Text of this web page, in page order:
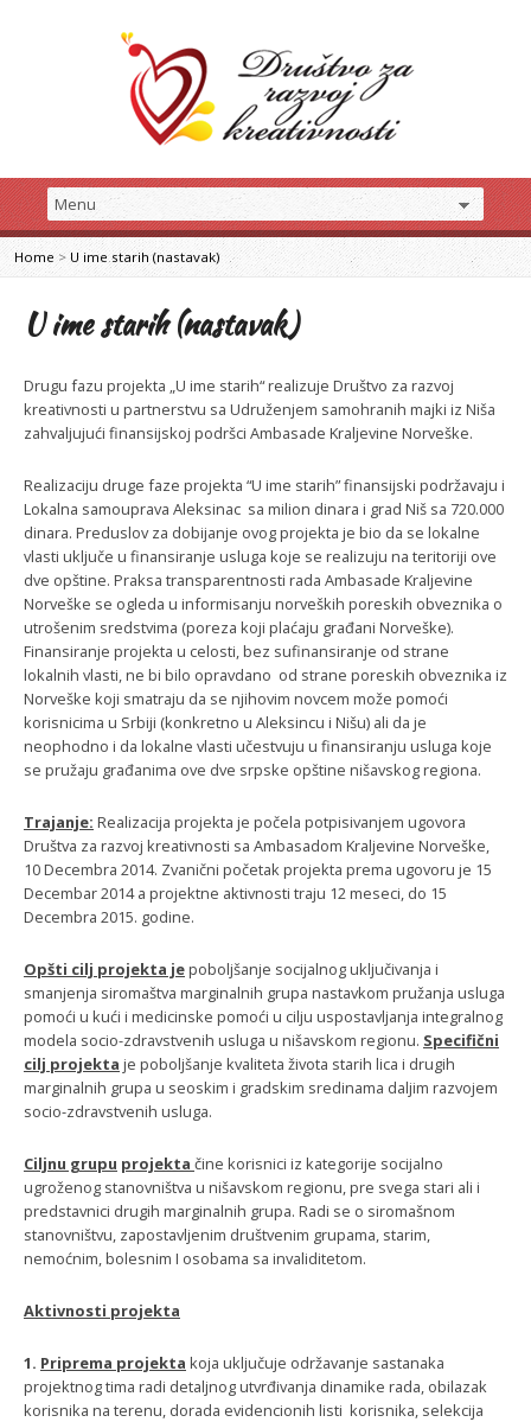
Home > U ime starih (nastavak)
U ime starih (nastavak)
Drugu fazu projekta „U ime starih“ realizuje Društvo za razvoj
kreativnosti u partnerstvu sa Udruženjem samohranih majki iz Niša
zahvaljujući finansijskoj podršci Ambasade Kraljevine Norveške.
Realizaciju druge faze projekta “U ime starih” finansijski podržavaju i
Lokalna samouprava Aleksinac sa milion dinara i grad Niš sa 720.000
dinara. Preduslov za dobijanje ovog projekta je bio da se lokalne
vlasti uključe u finansiranje usluga koje se realizuju na teritoriji ove
dve opštine. Praksa transparentnosti rada Ambasade Kraljevine
Norveške se ogleda u informisanju norveških poreskih obveznika o
utrošenim sredstvima (poreza koji plaćaju građani Norveške).
Finansiranje projekta u celosti, bez sufinansiranje od strane
lokalnih vlasti, ne bi bilo opravdano od strane poreskih obveznika iz
Norveške koji smatraju da se njihovim novcem može pomoći
korisnicima u Srbiji (konkretno u Aleksincu i Nišu) ali da je
neophodno i da lokalne vlasti učestvuju u finansiranju usluga koje
se pružaju građanima ove dve srpske opštine nišavskog regiona.
Trajanje: Realizacija projekta je počela potpisivanjem ugovora
Društva za razvoj kreativnosti sa Ambasadom Kraljevine Norveške,
10 Decembra 2014. Zvanični početak projekta prema ugovoru je 15
Decembar 2014 a projektne aktivnosti traju 12 meseci, do 15
Decembra 2015. godine.
Opšti cilj projekta jepoboljšanje socijalnog uključivanja i
smanjenja siromaštva marginalnih grupa nastavkom pružanja usluga
pomoći u kući i medicinske pomoći u cilju uspostavljanja integralnog
modela socio-zdravstvenih usluga u nišavskom regionu. Specifični
cilj projekta je poboljšanje kvaliteta života starih lica i drugih
marginalnih grupa u seoskim i gradskim sredinama daljim razvojem
socio-zdravstvenih usluga.
Ciljnu grupu projekta čine korisnici iz kategorije socijalno
ugroženog stanovništva u nišavskom regionu, pre svega stari ali i
predstavnici drugih marginalnih grupa. Radi se o siromašnom
stanovništvu, zapostavljenim društvenim grupama, starim,
nemoćnim, bolesnim I osobama sa invaliditetom.
Aktivnosti projekta
1. Priprema projekta koja uključuje održavanje sastanaka
projektnog tima radi detaljnog utvrđivanja dinamike rada, obilazak
korisnika na terenu, dorada evidencionih listi korisnika, selekcija